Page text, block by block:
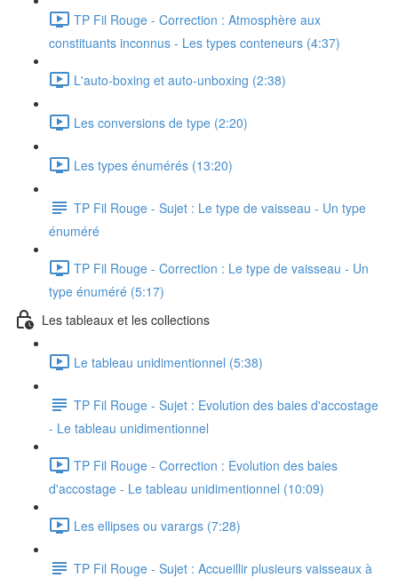
TP Fil Rouge - Correction : Atmosphère aux
constituants inconnus - Les types conteneurs (4:37)
L'auto-boxing et auto-unboxing (2:38)
Les conversions de type (2:20)
Les types énumérés (13:20)
TP Fil Rouge - Sujet : Le type de vaisseau - Un type
énuméré
TP Fil Rouge - Correction : Le type de vaisseau - Un
type énuméré (5:17)
Les tableaux et les collections
Le tableau unidimentionnel (5:38)
TP Fil Rouge - Sujet : Evolution des baies d'accostage
- Le tableau unidimentionnel
TP Fil Rouge - Correction : Evolution des baies
d'accostage - Le tableau unidimentionnel (10:09)
Les ellipses ou varargs (7:28)
TP Fil Rouge - Sujet : Accueillir plusieurs vaisseaux à